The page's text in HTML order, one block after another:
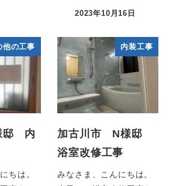
2023年10月16日
他の工事
邸 内
ちは。
内装工事
加古川市 N様邸
浴室改修工事
みなさま、こんにちは。